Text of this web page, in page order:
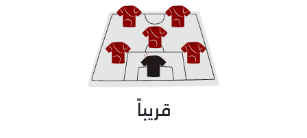
قريباً